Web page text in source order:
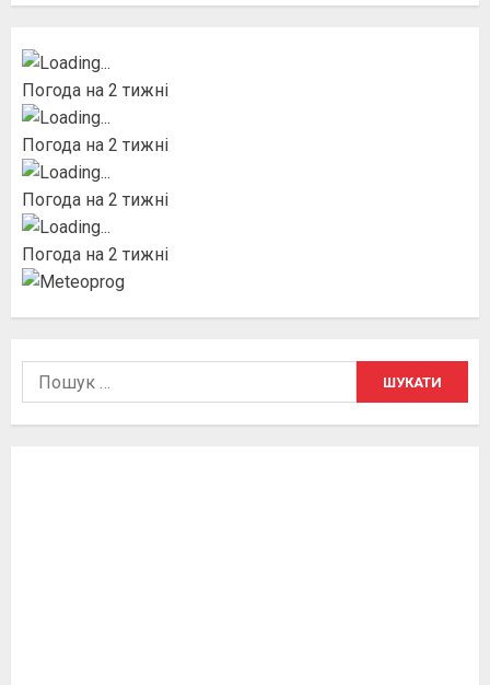
Погода на 2 тижні
Погода на 2 тижні
Погода на 2 тижні
Погода на 2 тижні
Пошук: